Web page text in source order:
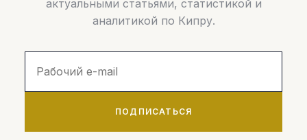
актуальными статьями, статистикой и
аналитикой по Кипру.
ПОДПИСАТЬСЯ